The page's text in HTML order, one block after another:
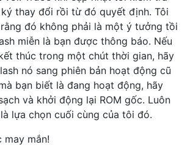
thay đổi rồi từ đó quyết định. Tôi
đó không phải là một ý tưởng tồi
miễn là bạn được thông báo. Nếu
thúc trong một chút thời gian, hãy
nó sang phiên bản hoạt động cũ
bạn biết là đang hoạt động, hãy
và khởi động lại ROM gốc. Luôn
lựa chọn cuối cùng của tôi đó.
may mắn!